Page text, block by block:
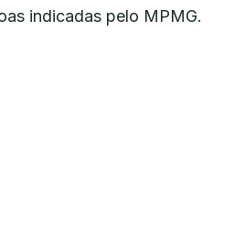
indicadas pelo MPMG.